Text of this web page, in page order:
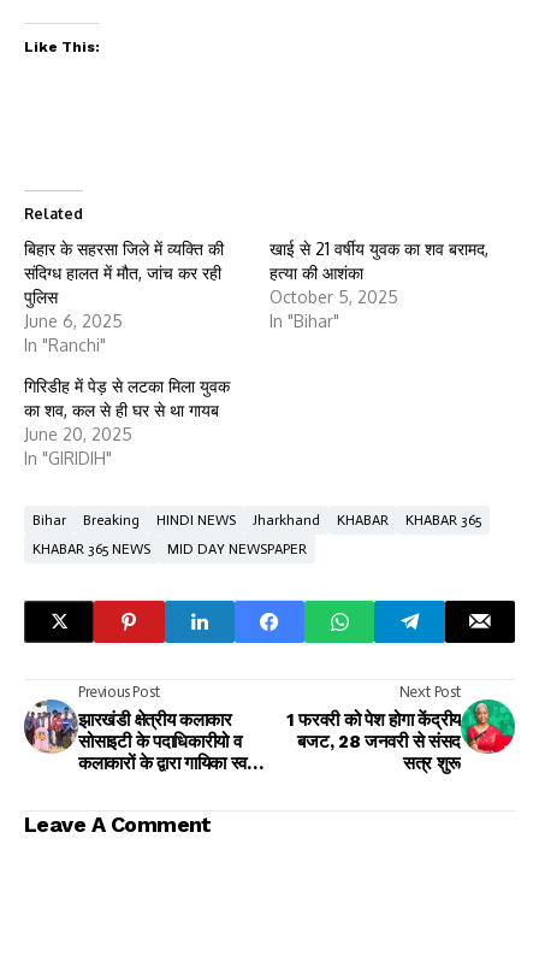
Like This:
Related
बिहार के सहरसा जिले में व्यक्ति की
संदिग्ध हालत में मौत, जांच कर रही
पुलिस
June 6, 2025
In "Ranchi"
खाई से 21 वर्षीय युवक का शव बरामद,
हत्या की आशंका
October 5, 2025
In "Bihar"
गिरिडीह में पेड़ से लटका मिला युवक
का शव, कल से ही घर से था गायब
June 20, 2025
In "GIRIDIH"
Bihar Breaking HINDI NEWS Jharkhand KHABAR
KHABAR 365
KHABAR 365 NEWS
MID DAY NEWSPAPER
Previous Post
झारखंडी क्षेत्रीय कलाकार
सोसाइटी के पदाधिकारीयो व
कलाकारों के द्वारा गायिका स्वर्गीय
Next Post
1 फरवरी को पेश होगा केंद्रीय
बजट, 28 जनवरी से संसद
सत्र शुरू
Leave A Comment